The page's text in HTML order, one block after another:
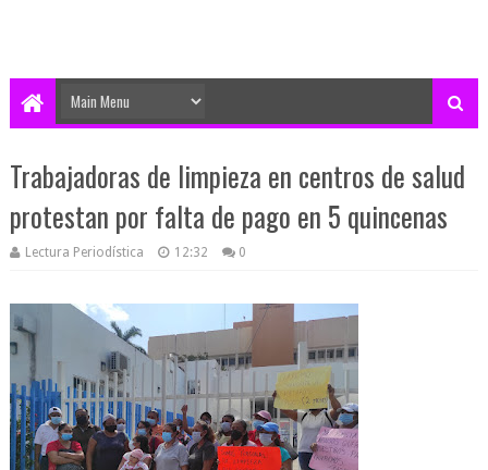
Trabajadoras de limpieza en centros de salud
protestan por falta de pago en 5 quincenas
Lectura Periodística 12:32 0